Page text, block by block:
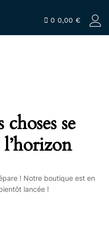
0 0,00 €
se
! Notre boutique est en
lancée !